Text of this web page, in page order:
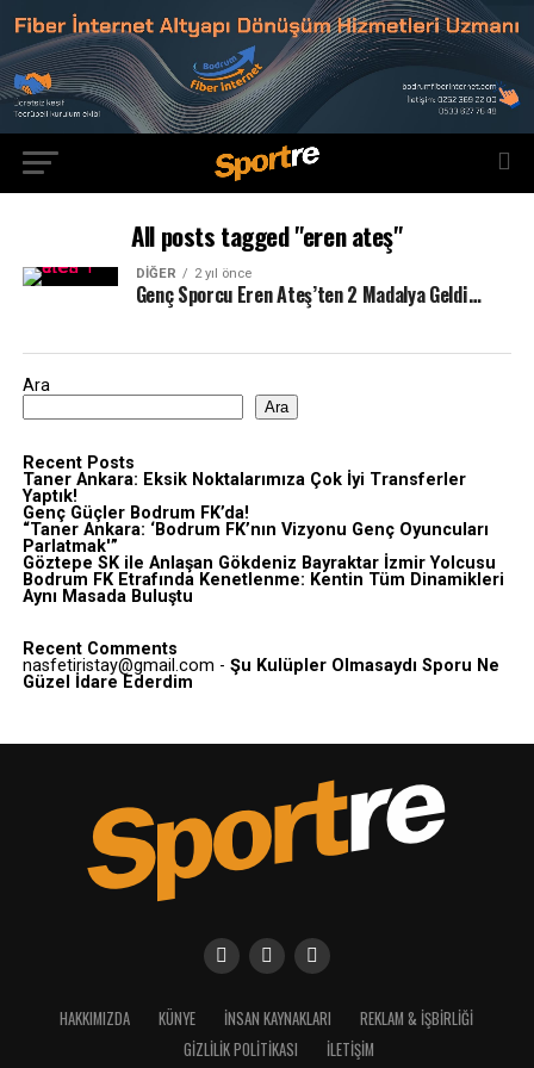
All posts tagged "eren ateş"
DIĞER 2 yıl önce
Genç Sporcu Eren Ateş’ten 2 Madalya Geldi…
Ara
Ara
Recent Posts
Taner Ankara: Eksik Noktalarımıza Çok İyi Transferler
Yaptık!
Genç Güçler Bodrum FK’da!
“Taner Ankara: ‘Bodrum FK’nın Vizyonu Genç Oyuncuları
Parlatmak'”
Göztepe SK ile Anlaşan Gökdeniz Bayraktar İzmir Yolcusu
Bodrum FK Etrafında Kenetlenme: Kentin Tüm Dinamikleri
Aynı Masada Buluştu
Recent Comments
nasfetiristay@gmail.com - Şu Kulüpler Olmasaydı Sporu Ne
Güzel İdare Ederdim
HAKKIMIZDA KÜNYE İNSAN KAYNAKLARI
REKLAM & İŞBIRLIĞI
GIZLILIK POLITIKASI
İLETIŞIM